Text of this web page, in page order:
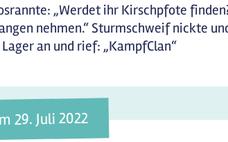
„Werdet ihr Kirschpfote
nehmen.“ Sturmschweif nickte
an und rief: „KampfClan“
29. Juli 2022